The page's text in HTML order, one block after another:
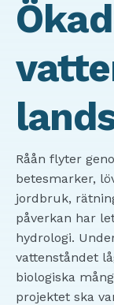
Ökad
Råån flyter
betesmarker,
jordbruk,
påverkan har
hydrologi.
vattenståndet
biologiska
projektet ska